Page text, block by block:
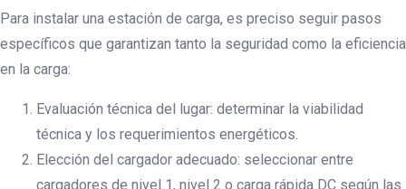
Para instalar una estación de carga, es preciso seguir pasos
específicos que garantizan tanto la seguridad como la eficiencia
en la carga:
Evaluación técnica del lugar: determinar la viabilidad
técnica y los requerimientos energéticos.
Elección del cargador adecuado: seleccionar entre
cargadores de nivel 1, nivel 2 o carga rápida DC según las